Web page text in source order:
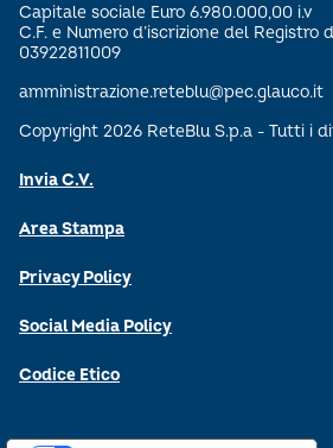
Capitale sociale Euro 6.980.000,00 i.v
C.F. e Numero d’iscrizione del Registro
03922811009
amministrazione.reteblu@pec.glauco.it
Copyright 2026 ReteBlu S.p.a - Tutti i
Invia C.V.
Area Stampa
Privacy Policy
Social Media Policy
Codice Etico